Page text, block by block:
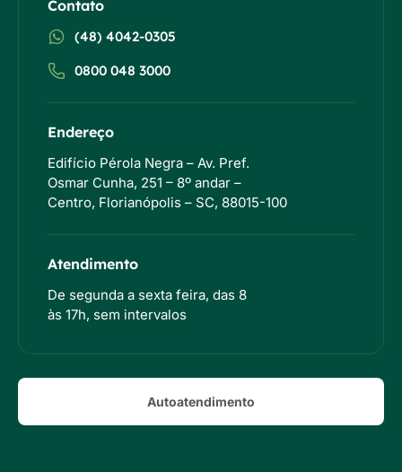
Contato
(48) 4042-0305
0800 048 3000
Endereço
Edifício Pérola Negra – Av. Pref.
Osmar Cunha, 251 – 8º andar –
Centro, Florianópolis – SC, 88015-100
Atendimento
De segunda a sexta feira, das 8
às 17h, sem intervalos
Autoatendimento